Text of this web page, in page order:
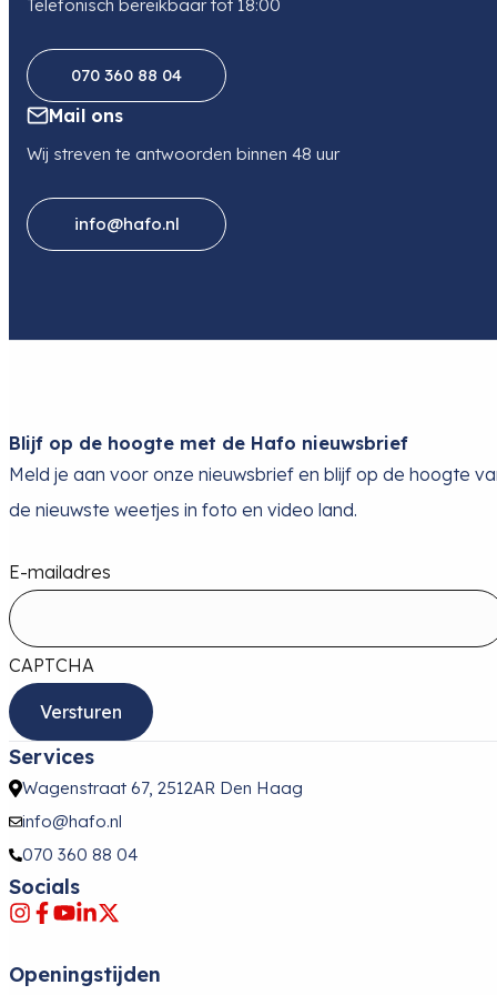
Telefonisch bereikbaar tot 18:00
070 360 88 04
Mail ons
Wij streven te antwoorden binnen 48 uur
info@hafo.nl
Blijf op de hoogte met de Hafo nieuwsbrief
Meld je aan voor onze nieuwsbrief en blijf op de hoogte
de nieuwste weetjes in foto en video land.
E-mailadres
CAPTCHA
Services
Wagenstraat 67, 2512AR Den Haag
info@hafo.nl
070 360 88 04
Socials
Openingstijden